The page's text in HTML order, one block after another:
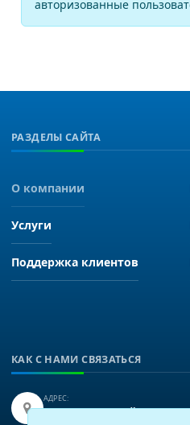
авторизованные
РАЗДЕЛЫ САЙТА
О компании
Услуги
Поддержка клиентов
КАК С НАМИ СВЯЗАТЬСЯ
АДРЕС:
Иркутск, улица Байкальская